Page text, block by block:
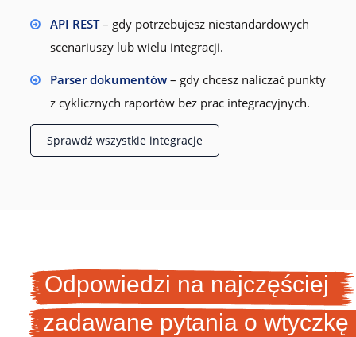
API REST– gdy potrzebujesz niestandardowych
scenariuszy lub wielu integracji.
Parser dokumentów– gdy chcesz naliczać punkty
z cyklicznych raportów bez prac integracyjnych.
Sprawdź wszystkie integracje
Odpowiedzi na najczęściej
zadawane pytania o wtyczkę